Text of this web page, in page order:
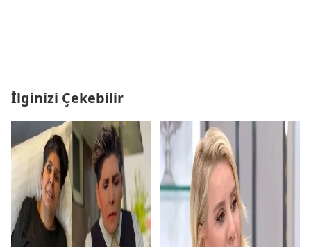
İlginizi Çekebilir